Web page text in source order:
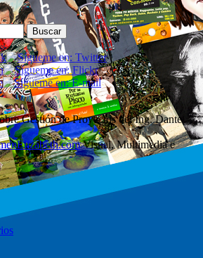
Gestión de Proyectos del Ing. Dante
Visual, Multimedia e